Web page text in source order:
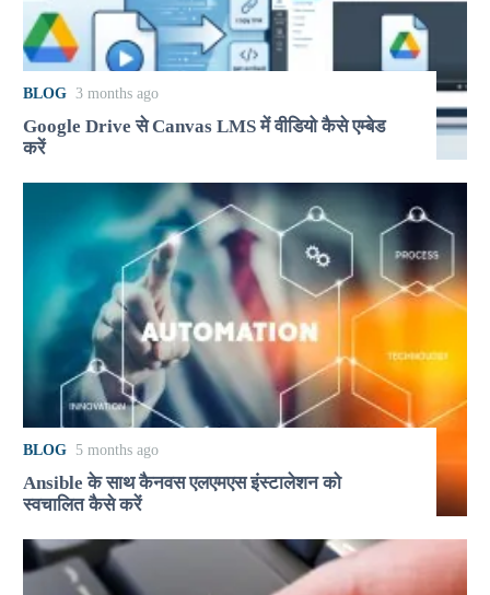
BLOG 3 months ago
Google Drive से Canvas LMS में वीडियो कैसे एम्बेड
करें
BLOG 5 months ago
Ansible के साथ कैनवस एलएमएस इंस्टालेशन को
स्वचालित कैसे करें